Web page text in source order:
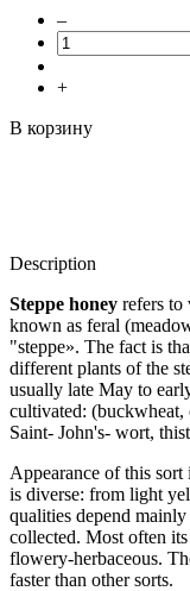
–
+
В корзину
Description
Steppe honey refers to
known as feral
"steppe». The fact is
different plants of the
usually late May to
cultivated:
Saint- John's- wort,
Appearance of this
is diverse: from light
qualities depend
collected. Most often
flowery-herbaceous.
faster than other sorts.